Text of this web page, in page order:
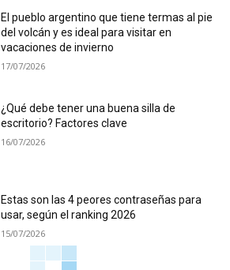
El pueblo argentino que tiene termas al pie
del volcán y es ideal para visitar en
vacaciones de invierno
17/07/2026
¿Qué debe tener una buena silla de
escritorio? Factores clave
16/07/2026
Estas son las 4 peores contraseñas para
usar, según el ranking 2026
15/07/2026